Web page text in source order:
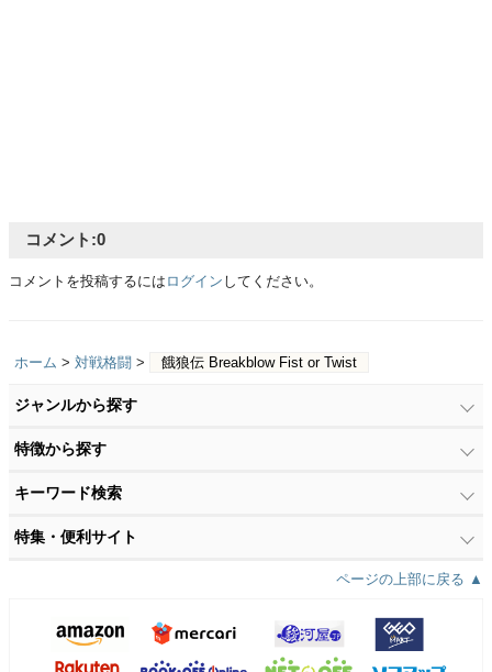
コメント:0
コメントを投稿するには ログイン してください。
ホーム > 対戦格闘 > 餓狼伝 Breakblow Fist or Twist
ジャンルから探す
特徴から探す
キーワード検索
特集・便利サイト
ページの上部に戻る ▲